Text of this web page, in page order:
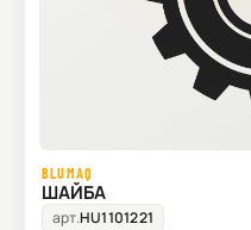
BLUMAQ
ШАЙБА
арт.HU1101221